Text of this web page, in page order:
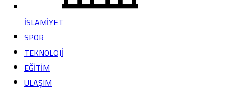
İSLAMİYET
SPOR
TEKNOLOJİ
EĞİTİM
ULAŞIM